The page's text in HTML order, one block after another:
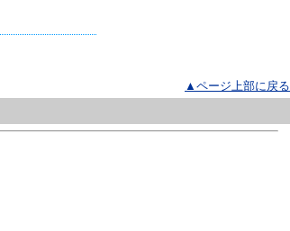
▲ページ上部に戻る